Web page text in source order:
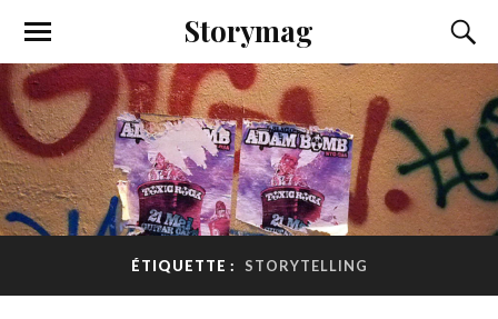
Storymag
ÉTIQUETTE : STORYTELLING